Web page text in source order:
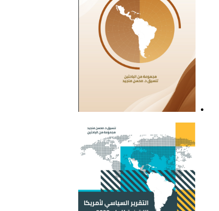
التقرير السياسي لأمريكا